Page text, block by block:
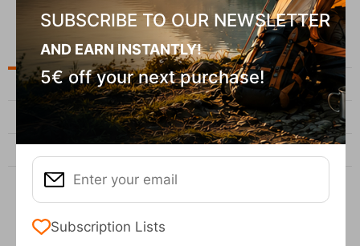
Archive
February, 2026
January, 2026
SUBSCRIBE TO OUR NEWSLETTER
AND EARN INSTANTLY!
5€ off your next purchase!
Subscription Lists